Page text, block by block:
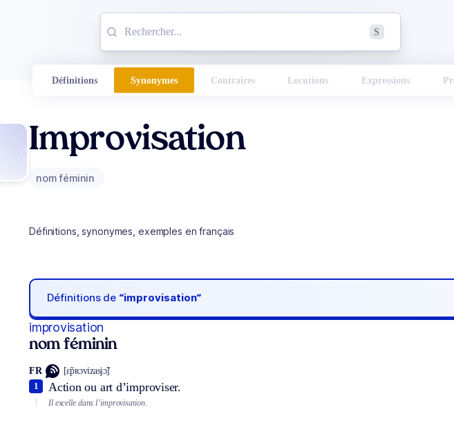
S
Définitions Synonymes Contraires Locutions Expressions
Improvisation
nom féminin
Définitions, synonymes, exemples en français
Définitions de “improvisation“
improvisation
nom féminin
FR [ɛ̃pʀɔvizasjɔ̃]
Action ou art d’improviser.
1
Il excelle dans l’improvisation.